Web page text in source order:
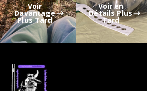
Voir
Davantage
Plus Tard
Voir en
Détails Plus
Tard